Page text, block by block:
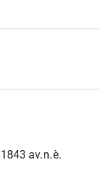
1843 av. n. è.